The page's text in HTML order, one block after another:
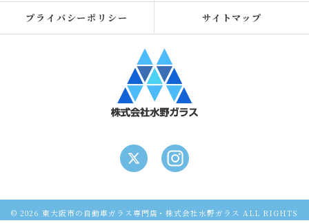
プライバシーポリシー サイトマップ
© 2026 東大阪市の自動車ガラス専門店・株式会社水野ガラス ALL RIGHTS